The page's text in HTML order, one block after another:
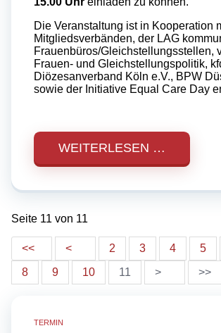
Die Veranstaltung ist in Kooperation
Mitgliedsverbänden, der LAG
Frauenbüros/Gleichstellungsstellen,
Frauen- und Gleichstellungspolitik,
Diözesanverband Köln e.V., BPW
sowie der Initiative Equal Care Day
WEITERLESEN …
Seite 11 von 11
2 3 4 5
8
9 10 11